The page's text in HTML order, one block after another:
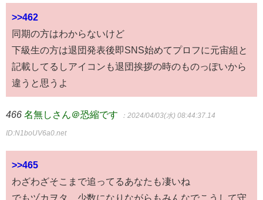
>>462
同期の方はわからないけど
下級生の方は退団発表後即SNS始めてプロフに元宙組と
記載してるしアイコンも退団挨拶の時のものっぽいから
違うと思うよ
466 名無しさん＠恐縮です ：2024/04/03(水) 08:44:37.14
ID:N1boUV6a0.net
>>465
わざわざそこまで追ってるあなたも凄いね
でもヅカヲタ、少数になりながらもみんなでこうして守